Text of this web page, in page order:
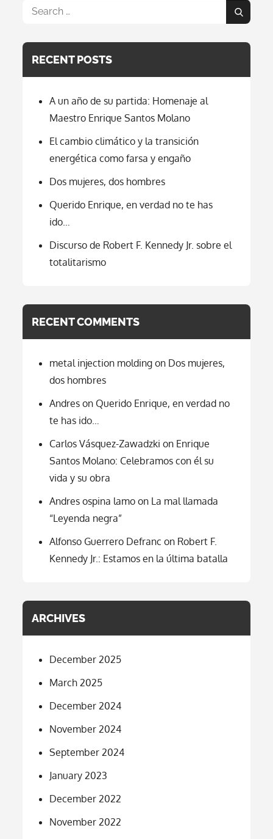
Cantinflas,
Por
Lo
Que
Piensan)
Search
Search
RECENT POSTS
A un año de su partida: Homenaje al
Maestro Enrique Santos Molano
El cambio climático y la transición
energética como farsa y engaño
Dos mujeres, dos hombres
Querido Enrique, en verdad no te has
ido…
Discurso de Robert F. Kennedy Jr. sobre el
totalitarismo
RECENT COMMENTS
metal injection molding on Dos mujeres,
dos hombres
Andres on Querido Enrique, en verdad no
te has ido…
Carlos Vásquez-Zawadzki on Enrique
Santos Molano: Celebramos con él su
vida y su obra
Andres ospina lamo on La mal llamada
“Leyenda negra”
Alfonso Guerrero Defranc on Robert F.
Kennedy Jr.: Estamos en la última batalla
ARCHIVES
December 2025
March 2025
December 2024
November 2024
September 2024
January 2023
December 2022
November 2022